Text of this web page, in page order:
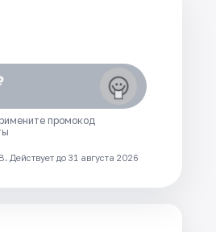
промокод
Действует до 31 августа 2026